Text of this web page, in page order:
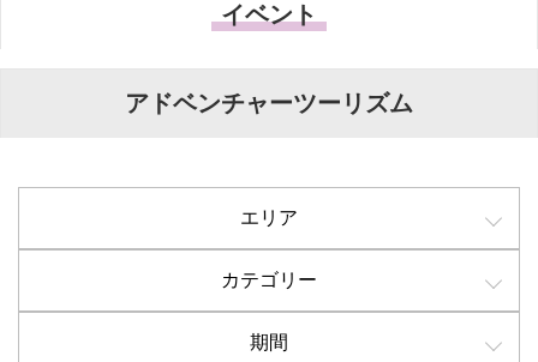
イベント
アドベンチャーツーリズム
エリア
カテゴリー
期間